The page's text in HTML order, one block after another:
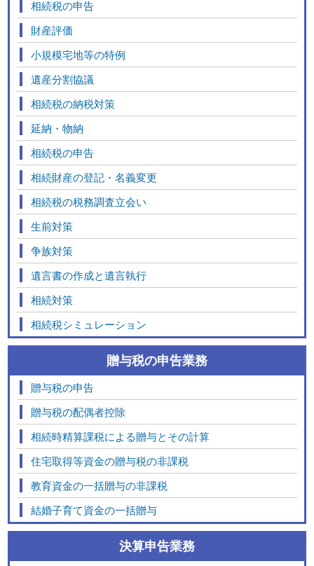
相続税の申告
財産評価
小規模宅地等の特例
遺産分割協議
相続税の納税対策
延納・物納
相続税の申告
相続財産の登記・名義変更
相続税の税務調査立会い
生前対策
争族対策
遺言書の作成と遺言執行
相続対策
相続税シミュレーション
贈与税の申告業務
贈与税の申告
贈与税の配偶者控除
相続時精算課税による贈与とその計算
住宅取得等資金の贈与税の非課税
教育資金の一括贈与の非課税
結婚子育て資金の一括贈与
決算申告業務